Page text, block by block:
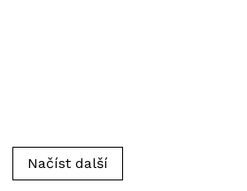
Načíst další